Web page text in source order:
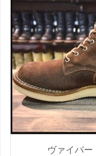
ヴァイバ